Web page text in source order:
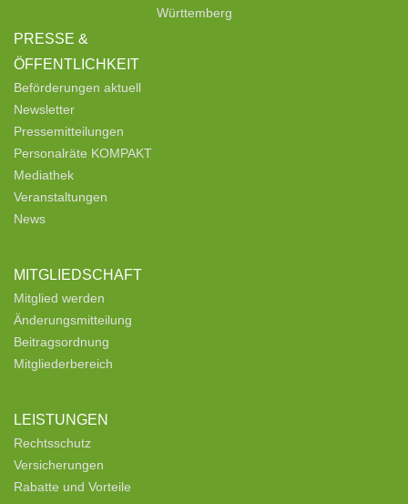
PRESSE &
ÖFFENTLICHKEIT
Beförderungen aktuell
Newsletter
Pressemitteilungen
Personalräte KOMPAKT
Mediathek
Veranstaltungen
News
MITGLIEDSCHAFT
Mitglied werden
Änderungsmitteilung
Beitragsordnung
Mitgliederbereich
LEISTUNGEN
Rechtsschutz
Versicherungen
Rabatte und Vorteile
Württemberg